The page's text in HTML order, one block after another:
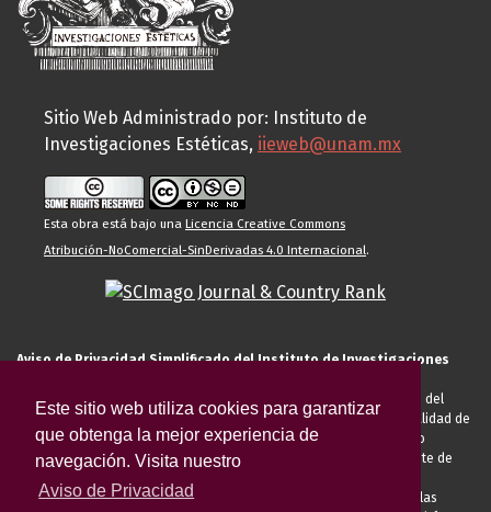
Este sitio web utiliza cookies para garantizar
que obtenga la mejor experiencia de
navegación. Visita nuestro
Aviso de Privacidad
Sitio Web Administrado por: Instituto de
Investigaciones Estéticas, iieweb@unam.mx
Esta obra está bajo una Licencia Creative Commons
Atribución-NoComercial-SinDerivadas 4.0 Internacional.
Aviso de Privacidad Simplificado del Instituto de Investigaciones
El Instituto de Investigaciones Estéticas de la UNAM, es responsable del
tratamiento de sus datos personales para el registro de usted en calidad de
alumno, docente, personal de la entidad académica, conferencista o
invitado externo (nacional o extranjero), visitante, proveedor o cliente de
anteriormente descritas u otras aquellas exigidas legalmente o por las